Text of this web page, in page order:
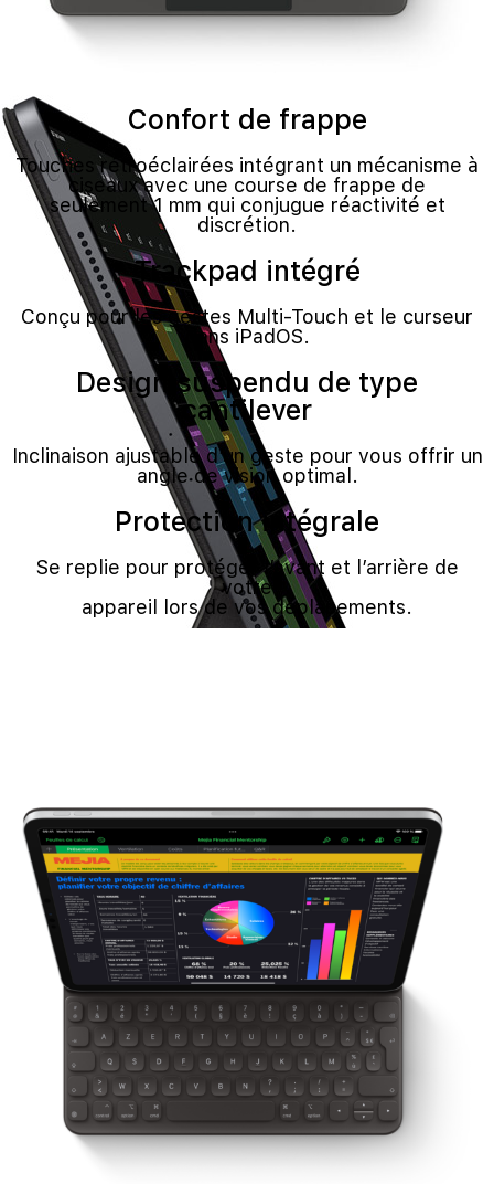
Confort de frappe
Touches rétroéclairées intégrant un mécanisme à
ciseaux avec une course de frappe de
seulement 1 mm qui conjugue réactivité et
discrétion.
Trackpad intégré
Conçu pour les gestes Multi‑Touch et le curseur
dans iPadOS.
Design suspendu de type
cantilever
Inclinaison ajustable d’un geste pour vous offrir un
angle de vision optimal.
Protection intégrale
Se replie pour protéger l’avant et l’arrière de
votre
appareil lors de vos déplacements.